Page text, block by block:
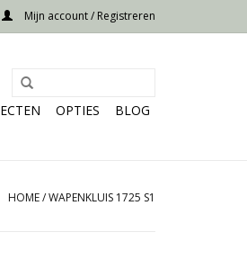
Mijn account / Registreren
OPTIES BLOG
HOME/WAPENKLUIS 1725 S1